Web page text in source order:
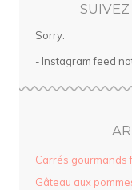
Sorry:
- Instagram feed
Carrés gourmands
Gâteau aux